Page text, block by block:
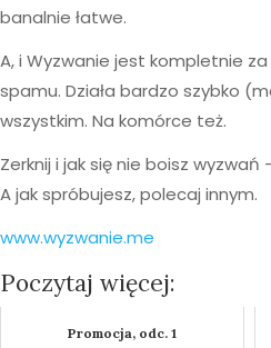
banalnie łatwe.
A, i Wyzwanie jest kompletnie
spamu. Działa bardzo szybko
wszystkim. Na komórce też.
Zerknij i jak się nie boisz wyzwań
A jak spróbujesz, polecaj innym.
www.wyzwanie.me
Poczytaj więcej:
Promocja, odc. 1